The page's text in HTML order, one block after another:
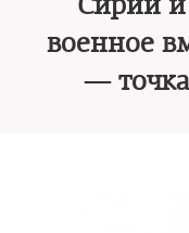
военное
—